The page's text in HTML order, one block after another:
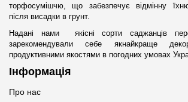
торфосумішчю, що забезпечує відмінну
після висадки в грунт.
Надані нами якісні сорти саджанців
зарекомендували себе якнайкраще
продуктивними якостями в погодних умовах
Інформація
Про нас